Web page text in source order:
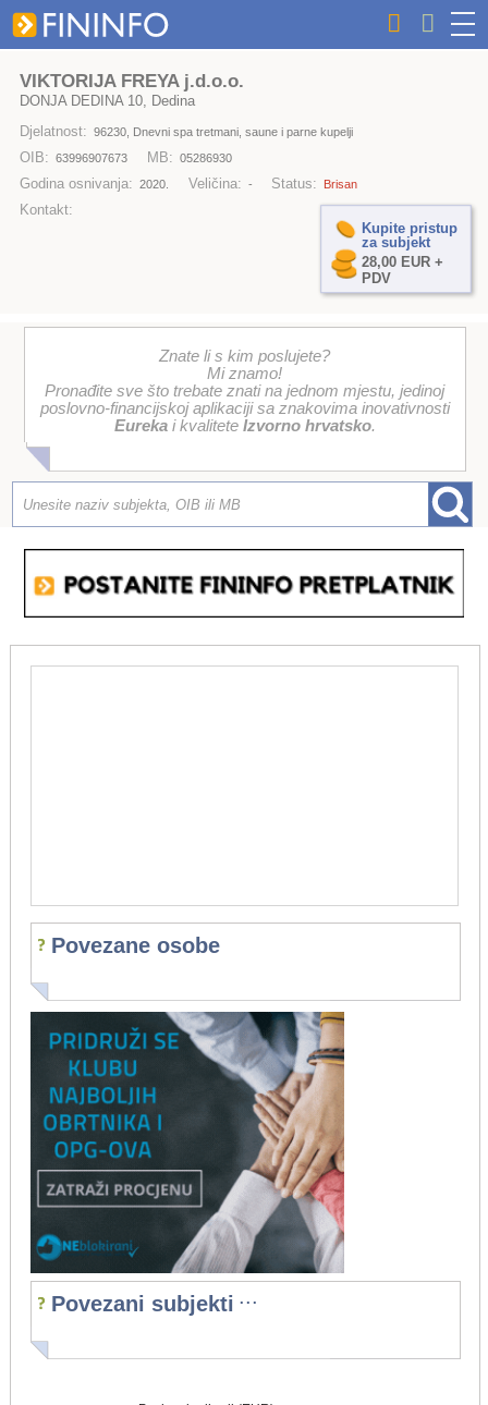
VIKTORIJA FREYA j.d.o.o.
DONJA DEDINA 10, Dedina
Djelatnost: 96230, Dnevni spa tretmani, saune i parne kupelji
OIB: 63996907673 MB: 05286930
Godina osnivanja: 2020. Veličina: - Status: Brisan
Kontakt:
Kupite pristup
za subjekt
28,00 EUR +
PDV
Znate li s kim poslujete?
Mi znamo!
Pronađite sve što trebate znati na jednom mjestu, jedinoj
poslovno-financijskoj aplikaciji sa znakovima inovativnosti
Eurekai kvalitete Izvorno hrvatsko.
Povezane osobe
Povezani subjekti ...